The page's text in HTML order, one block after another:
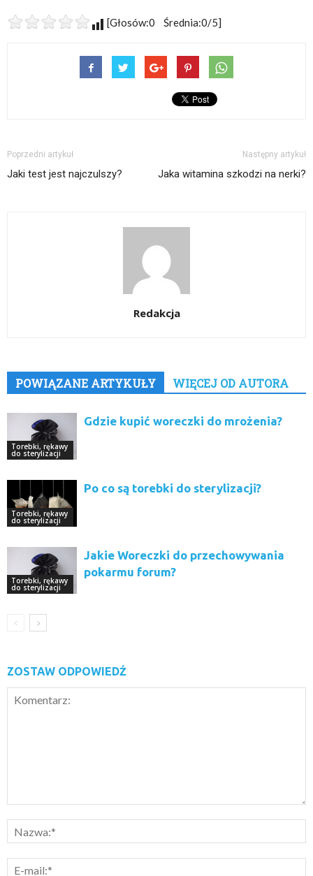
[Głosów:0 Średnia:0/5]
Poprzedni artykuł
Jaki test jest najczulszy?
Następny artykuł
Jaka witamina szkodzi na nerki?
Redakcja
POWIĄZANE ARTYKUŁY WIĘCEJ OD AUTORA
Torebki, rękawy
do sterylizacji
Gdzie kupić woreczki do mrożenia?
Torebki, rękawy
do sterylizacji
Po co są torebki do sterylizacji?
Torebki, rękawy
do sterylizacji
Jakie Woreczki do przechowywania
pokarmu forum?
ZOSTAW ODPOWIEDŹ